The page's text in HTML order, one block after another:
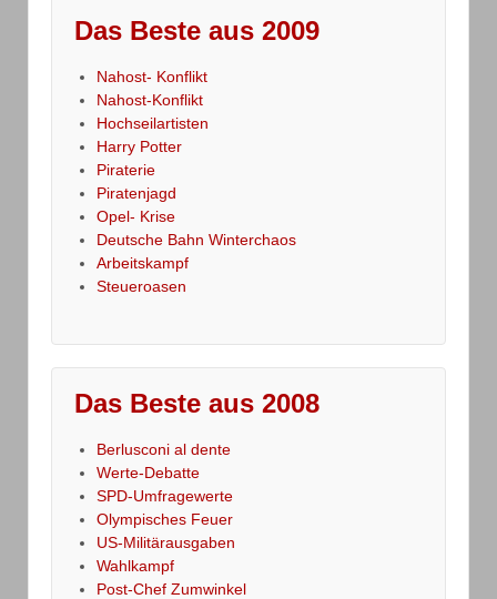
Das Beste aus 2009
Nahost- Konflikt
Nahost-Konflikt
Hochseilartisten
Harry Potter
Piraterie
Piratenjagd
Opel- Krise
Deutsche Bahn Winterchaos
Arbeitskampf
Steueroasen
Das Beste aus 2008
Berlusconi al dente
Werte-Debatte
SPD-Umfragewerte
Olympisches Feuer
US-Militärausgaben
Wahlkampf
Post-Chef Zumwinkel